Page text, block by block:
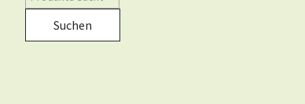
Suchen